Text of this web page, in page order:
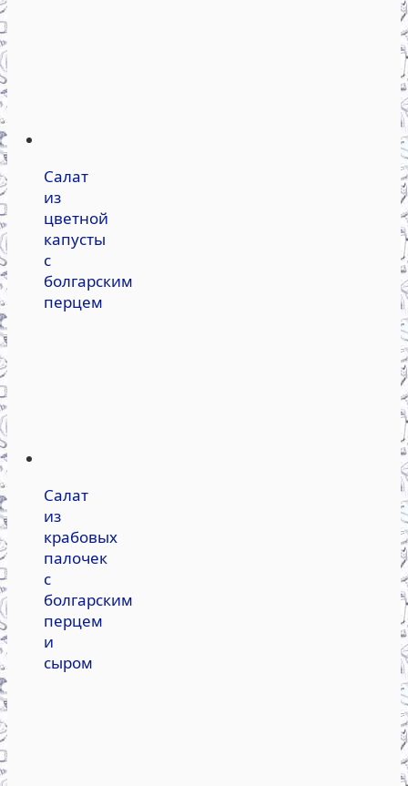
Салат
из
цветной
капусты
с
болгарским
перцем
Салат
из
крабовых
палочек
с
болгарским
перцем
и
сыром